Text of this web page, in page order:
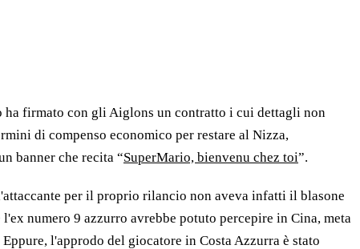
firmato con gli Aiglons un contratto i cui dettagli non
di compenso economico per restare al Nizza,
banner che recita “SuperMario, bienvenu chez toi”.
per il proprio rilancio non aveva infatti il blasone
numero 9 azzurro avrebbe potuto percepire in Cina, meta
l'approdo del giocatore in Costa Azzurra è stato